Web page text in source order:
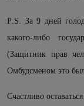
P.S. За 9 дней
какого-либо
(Защитник прав
Омбудсменом это
Счастливо